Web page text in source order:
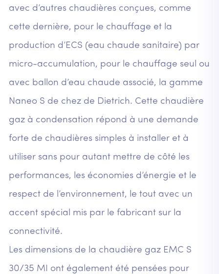
avec d’autres chaudières conçues, comme
cette dernière, pour le chauffage et la
production d’ECS (eau chaude sanitaire) par
micro-accumulation, pour le chauffage seul ou
avec ballon d’eau chaude associé, la gamme
Naneo S de chez de Dietrich. Cette chaudière
gaz à condensation répond à une demande
forte de chaudières simples à installer et à
utiliser sans pour autant mettre de côté les
performances, les économies d’énergie et le
respect de l’environnement, le tout avec un
accent spécial mis par le fabricant sur la
connectivité.
Les dimensions de la chaudière gaz EMC S
30/35 MI ont également été pensées pour